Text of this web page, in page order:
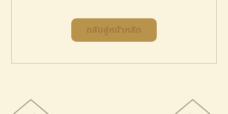
กลับสู่หน้าหลัก